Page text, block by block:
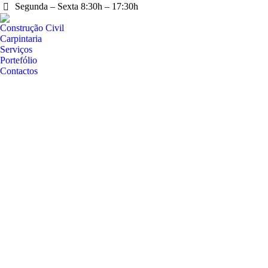
Segunda – Sexta 8:30h – 17:30h
Construção Civil
Carpintaria
Serviços
Portefólio
Contactos